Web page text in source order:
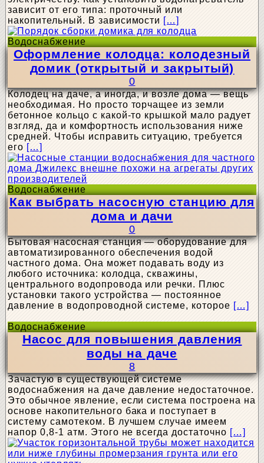
зависит от его типа: проточный или
накопительный. В зависимости […]
Водоснабжение
Оформление колодца: колодезный
домик (открытый и закрытый)
0
Колодец на даче, а иногда, и возле дома — вещь
необходимая. Но просто торчащее из земли
бетонное кольцо с какой-то крышкой мало радует
взгляд, да и комфортность использования ниже
средней. Чтобы исправить ситуацию, требуется
его […]
Водоснабжение
Как выбрать насосную станцию для
дома и дачи
0
Бытовая насосная станция — оборудование для
автоматизированного обеспечения водой
частного дома. Она может подавать воду из
любого источника: колодца, скважины,
центрального водопровода или речки. Плюс
установки такого устройства — постоянное
давление в водопроводной системе, которое […]
Водоснабжение
Насос для повышения давления
воды на даче
8
Зачастую в существующей системе
водоснабжения на даче давление недостаточное.
Это обычное явление, если система построена на
основе накопительного бака и поступает в
систему самотеком. В лучшем случае имеем
напор 0,8-1 атм. Этого не всегда достаточно […]